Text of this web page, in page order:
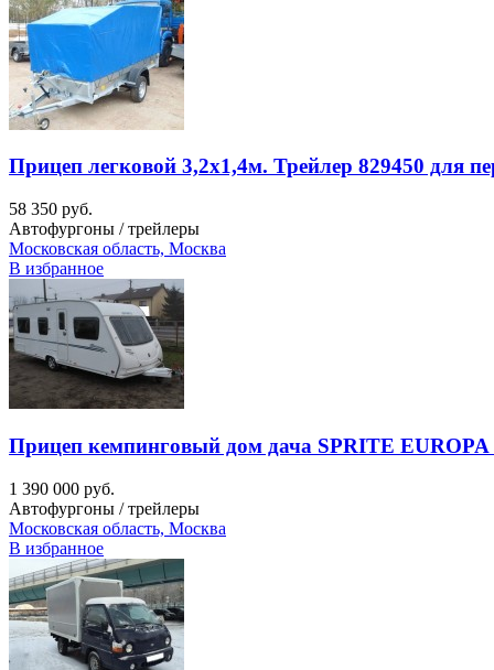
Прицеп легковой 3,2х1,4м. Трейлер 829450 для
58 350 руб.
Автофургоны / трейлеры
Московская область, Москва
В избранное
Прицеп кемпинговый дом дача SPRITE EUROPA
1 390 000 руб.
Автофургоны / трейлеры
Московская область, Москва
В избранное